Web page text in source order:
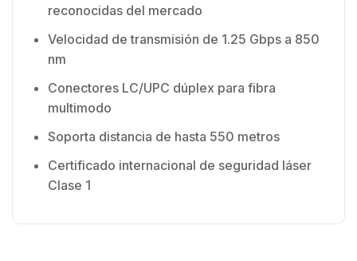
reconocidas del mercado
Velocidad de transmisión de 1.25 Gbps a 850
nm
Conectores LC/UPC dúplex para fibra
multimodo
Soporta distancia de hasta 550 metros
Certificado internacional de seguridad láser
Clase 1